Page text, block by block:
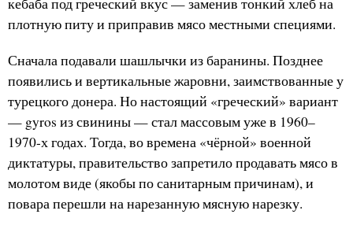
плотную питу и приправив мясо местными специями.
Сначала подавали шашлычки из баранины. Позднее
появились и вертикальные жаровни, заимствованные у
турецкого донера. Но настоящий «греческий» вариант
— gyros из свинины — стал массовым уже в 1960–
1970-х годах. Тогда, во времена «чёрной» военной
диктатуры, правительство запретило продавать мясо в
молотом виде (якобы по санитарным причинам), и
повара перешли на нарезанную мясную нарезку.